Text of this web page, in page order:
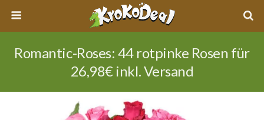
Romantic-Roses: 44 rotpinke Rosen für
26,98€ inkl. Versand